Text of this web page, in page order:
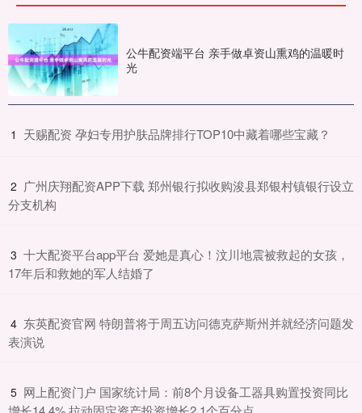
公牛配资端平台 亲手做卓资山熏鸡的温暖时
光
1 ​天赐配资 孕妇专用护肤品牌排行TOP10中藏着哪些宝藏？
2 ​广州庆翔配资APP下载 郑州银行拟收购浚县郑银村镇银行设立
分支机构
3 ​十大配资平台app平台 爱她是真心！汶川地震被救起的女孩，
17年后和救她的军人结婚了
4 ​东英配资官网 特朗普将于周五访问德克萨斯州并就经济问题发
表演说
5 ​网上配资门户 国家统计局：前8个月设备工器具购置投资同比